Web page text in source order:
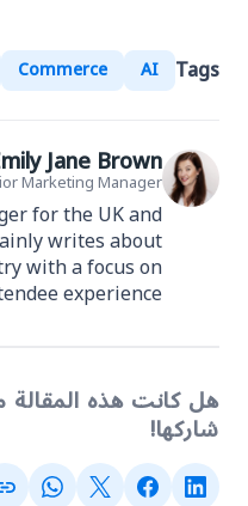
Tags
AI
Commerce
Jane Brown
Marketing Manager
for the UK and
writes about
with a focus on
experience.
هل كانت هذه المقالة
شاركها!